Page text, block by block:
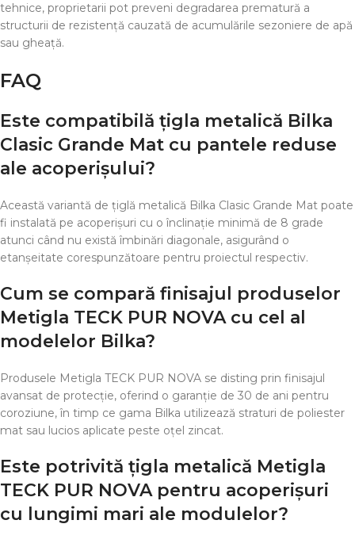
tehnice, proprietarii pot preveni degradarea prematură a
structurii de rezistență cauzată de acumulările sezoniere de apă
sau gheață.
FAQ
Este compatibilă țigla metalică Bilka
Clasic Grande Mat cu pantele reduse
ale acoperișului?
Această variantă de țiglă metalică Bilka Clasic Grande Mat poate
fi instalată pe acoperișuri cu o înclinație minimă de 8 grade
atunci când nu există îmbinări diagonale, asigurând o
etanșeitate corespunzătoare pentru proiectul respectiv.
Cum se compară finisajul produselor
Metigla TECK PUR NOVA cu cel al
modelelor Bilka?
Produsele Metigla TECK PUR NOVA se disting prin finisajul
avansat de protecție, oferind o garanție de 30 de ani pentru
coroziune, în timp ce gama Bilka utilizează straturi de poliester
mat sau lucios aplicate peste oțel zincat.
Este potrivită țigla metalică Metigla
TECK PUR NOVA pentru acoperișuri
cu lungimi mari ale modulelor?